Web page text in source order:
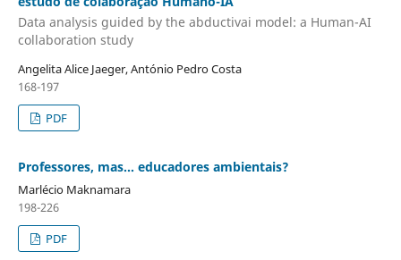
Data analysis guided by the abductivai model: a Human-AI
collaboration study
Angelita Alice Jaeger, António Pedro Costa
168-197
PDF
Professores, mas… educadores ambientais?
Marlécio Maknamara
198-226
PDF